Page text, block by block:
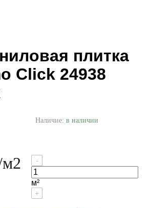
плитка
Click 24938
Наличие: в наличии
-
м²
+